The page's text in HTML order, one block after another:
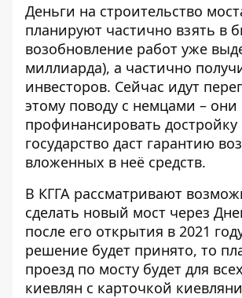
Деньги на строительство
планируют частично взять в
возобновление работ уже
миллиарда), а частично
инвесторов. Сейчас идут
этому поводу с немцами – они
профинансировать достройку
государство даст гарантию
вложенных в неё средств.
В КГГА рассматривают
сделать новый мост через
после его открытия в 2021
решение будет принято, то
проезд по мосту будет для
киевлян с карточкой